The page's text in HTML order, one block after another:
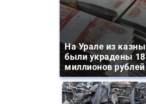
На Урале из казны
были украдены 18
миллионов рублей